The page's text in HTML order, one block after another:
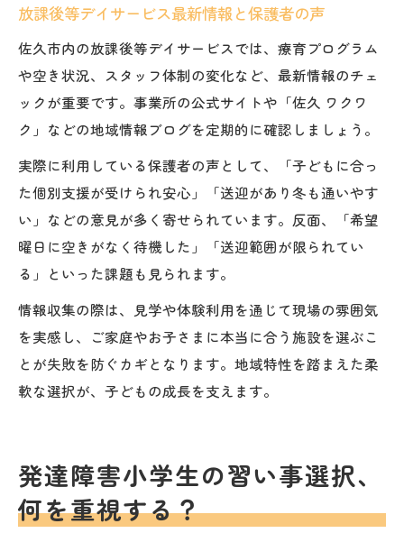
放課後等デイサービス最新情報と保護者の声
佐久市内の放課後等デイサービスでは、療育プログラム
や空き状況、スタッフ体制の変化など、最新情報のチェ
ックが重要です。事業所の公式サイトや「佐久 ワクワ
ク」などの地域情報ブログを定期的に確認しましょう。
実際に利用している保護者の声として、「子どもに合っ
た個別支援が受けられ安心」「送迎があり冬も通いやす
い」などの意見が多く寄せられています。反面、「希望
曜日に空きがなく待機した」「送迎範囲が限られてい
る」といった課題も見られます。
情報収集の際は、見学や体験利用を通じて現場の雰囲気
を実感し、ご家庭やお子さまに本当に合う施設を選ぶこ
とが失敗を防ぐカギとなります。地域特性を踏まえた柔
軟な選択が、子どもの成長を支えます。
発達障害小学生の習い事選択、
何を重視する？